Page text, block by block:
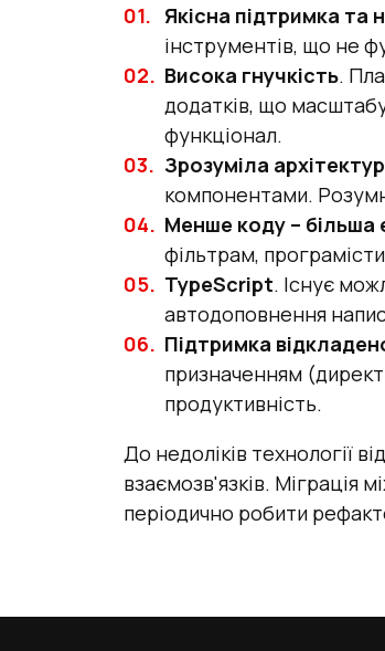
Якісна підтримка та
інструментів, що не
Висока гнучкість.
додатків, що
функціонал.
Зрозуміла
компонентами.
Менше коду – більша
фільтрам,
TypeScript. Існує
автодоповнення
Підтримка
призначенням
продуктивність.
До недоліків технології
взаємозв'язків. Міграція
періодично робити